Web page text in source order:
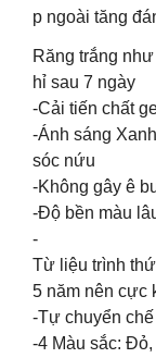
p ngoài tăng
Răng trắng
hỉ sau 7 ngày
-Cải tiến chất
-Ánh sáng
sóc nứu
-Không gây ê
-Độ bền màu
-
Từ liệu trình
5 năm nên cực
-Tự chuyển
-4 Màu sắc: